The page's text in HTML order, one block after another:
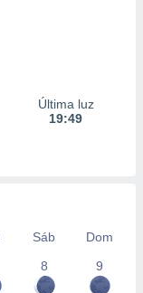
Última luz
19:49
Sáb
Dom
8 9